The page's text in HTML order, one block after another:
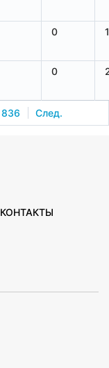
0
0
836 След.
КОНТАКТЫ